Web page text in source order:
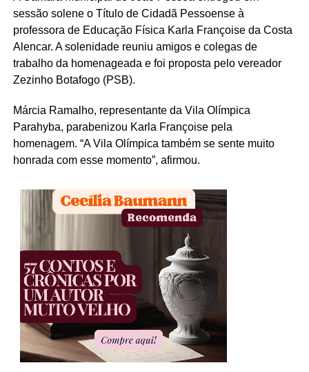
sessão solene o Título de Cidadã Pessoense à
professora de Educação Física Karla Françoise da Costa
Alencar. A solenidade reuniu amigos e colegas de
trabalho da homenageada e foi proposta pelo vereador
Zezinho Botafogo (PSB).
Márcia Ramalho, representante da Vila Olímpica
Parahyba, parabenizou Karla Françoise pela
homenagem. “A Vila Olímpica também se sente muito
honrada com esse momento”, afirmou.